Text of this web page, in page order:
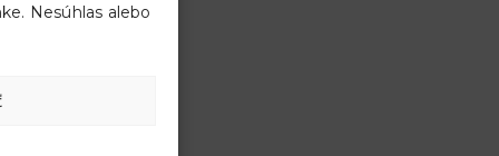
Nesúhlas alebo